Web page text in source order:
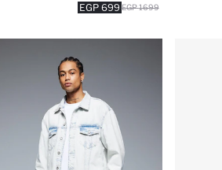
699 EGP 1699 EGP